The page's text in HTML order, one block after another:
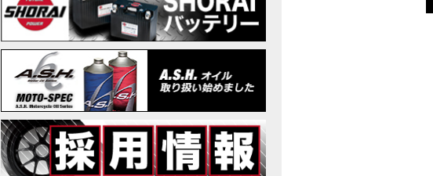
MOVIE 【事故寸前】200kmレッカー、そしてさらなる原因が判明し、修理代が膨れ上がった
NEW BIKENEWS Dio Lite 新基準原付 販売中！
MOVIE 【バイク女子】高速道路走行中にバイクから異音が。レッカーされる事態になりまし
MOVIE 2025X-ADV 最高の旅バイクで街乗りも最適！ADVが20台でツーリングしました｜Honda
NEW BIKENEWS CB1000F販売中！！
MOVIE 【バイク女子】ごめんなさい。大切なツーリングでやらかしてしまった…
MOVIE 【バイク女子】下道444kmぶっ通しで走った結果がヤバかった
MOVIE 【バイク女子】最安！三重→東京〇〇〇円で行けちゃった
MOVIE 新型スーパーカブ110レビュー！C125 CT125で女子ツーリング 最高！Honda Super